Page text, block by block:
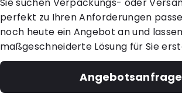
perfekt zu Ihren Anforderungen
noch heute ein Angebot an und
maßgeschneiderte Lösung für Sie
Angebotsanfrage